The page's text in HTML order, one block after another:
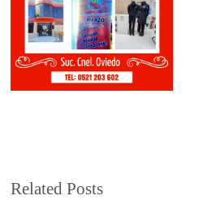
Related Posts